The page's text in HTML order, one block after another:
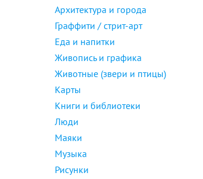
Архитектура и города
Граффити / стрит-арт
Еда и напитки
Живопись и графика
Животные (звери и птицы)
Карты
Книги и библиотеки
Люди
Маяки
Музыка
Рисунки